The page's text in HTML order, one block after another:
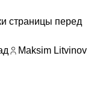
страницы перед
Maksim Litvinov